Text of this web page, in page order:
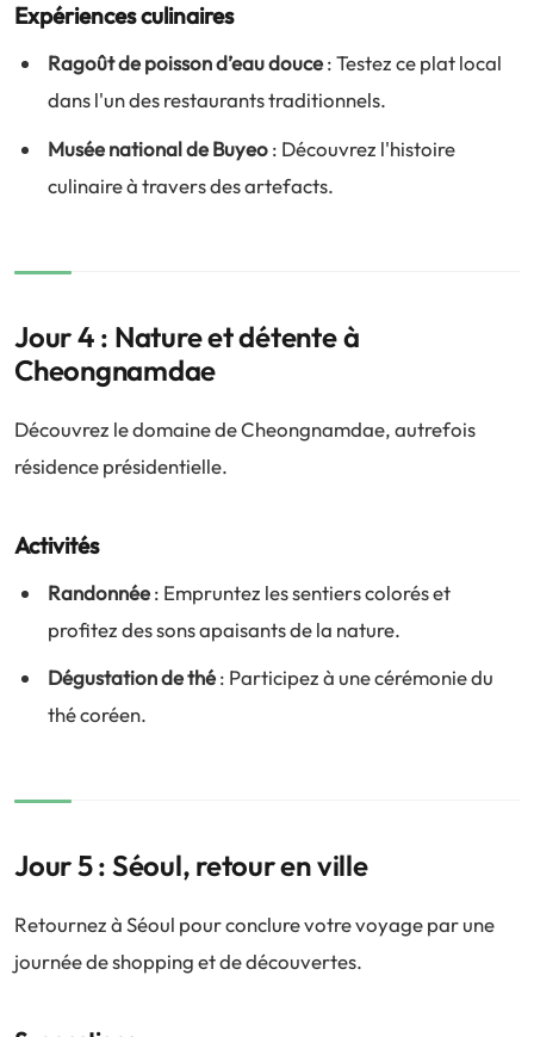
Expériences culinaires
Ragoût de poisson d’eau douce: Testez ce plat local
dans l'un des restaurants traditionnels.
Musée national de Buyeo: Découvrez l'histoire
culinaire à travers des artefacts.
Jour 4 : Nature et détente à
Cheongnamdae
Découvrez le domaine de Cheongnamdae, autrefois
résidence présidentielle.
Activités
Randonnée: Empruntez les sentiers colorés et
profitez des sons apaisants de la nature.
Dégustation de thé: Participez à une cérémonie du
thé coréen.
Jour 5 : Séoul, retour en ville
Retournez à Séoul pour conclure votre voyage par une
journée de shopping et de découvertes.